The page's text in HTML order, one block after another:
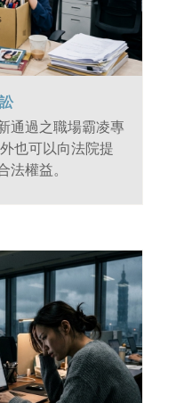
通過之職場霸凌專
也可以向法院提
法權益。